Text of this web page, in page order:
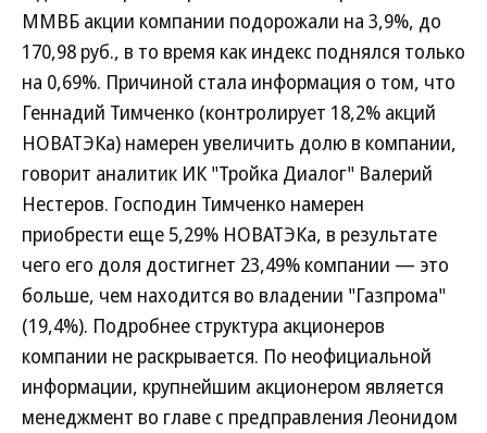
ММВБ акции компании подорожали на 3,9%, до
170,98 руб., в то время как индекс поднялся только
на 0,69%. Причиной стала информация о том, что
Геннадий Тимченко (контролирует 18,2% акций
НОВАТЭКа) намерен увеличить долю в компании,
говорит аналитик ИК "Тройка Диалог" Валерий
Нестеров. Господин Тимченко намерен
приобрести еще 5,29% НОВАТЭКа, в результате
чего его доля достигнет 23,49% компании — это
больше, чем находится во владении "Газпрома"
(19,4%). Подробнее структура акционеров
компании не раскрывается. По неофициальной
информации, крупнейшим акционером является
менеджмент во главе с предправления Леонидом